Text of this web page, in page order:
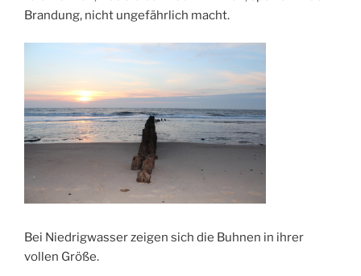
Brandung, nicht ungefährlich macht.
Bei Niedrigwasser zeigen sich die Buhnen in ihrer
vollen Größe.